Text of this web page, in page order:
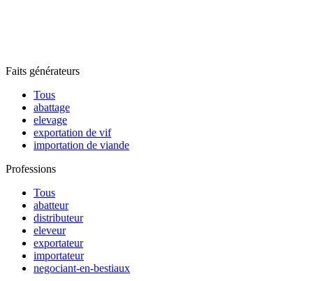
Faits générateurs
Tous
abattage
elevage
exportation de vif
importation de viande
Professions
Tous
abatteur
distributeur
eleveur
exportateur
importateur
negociant-en-bestiaux